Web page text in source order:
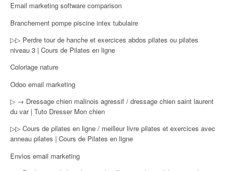
Email marketing software comparison
Branchement pompe piscine intex tubulaire
▷▷ Perdre tour de hanche et exercices abdos pilates ou pilates
niveau 3 | Cours de Pilates en ligne
Coloriage nature
Odoo email marketing
▷ → Dressage chien malinois agressif / dressage chien saint laurent
du var | Tuto Dresser Mon chien
▷▷ Cours de pilates en ligne / meilleur livre pilates et exercices avec
anneau pilates | Cours de Pilates en ligne
Envios email marketing